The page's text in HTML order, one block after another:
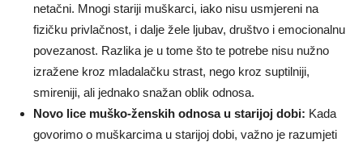
netačni. Mnogi stariji muškarci, iako nisu usmjereni na
fizičku privlačnost, i dalje žele ljubav, društvo i emocionalnu
povezanost. Razlika je u tome što te potrebe nisu nužno
izražene kroz mladalačku strast, nego kroz suptilniji,
smireniji, ali jednako snažan oblik odnosa.
Novo lice muško-ženskih odnosa u starijoj dobi: Kada
govorimo o muškarcima u starijoj dobi, važno je razumjeti